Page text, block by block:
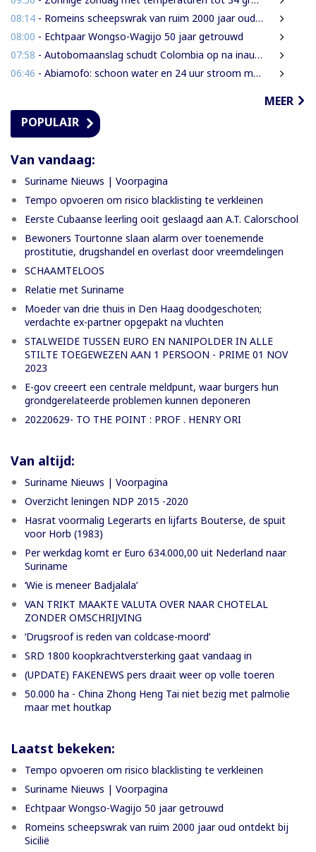
08:14 - Romeins scheepswrak van ruim 2000 jaar oud ontdekt bij Sicilië
08:00 - Echtpaar Wongso-Wagijo 50 jaar getrouwd
07:58 - Autobomaanslag schudt Colombia op na inauguratie van hardline president
06:46 - Abiamofo: schoon water en 24 uur stroom moeten ook afgelegen dorpen bereiken
MEER
POPULAIR
Van vandaag:
Suriname Nieuws | Voorpagina
Tempo opvoeren om risico blacklisting te verkleinen
Eerste Cubaanse leerling ooit geslaagd aan A.T. Calorschool
Bewoners Tourtonne slaan alarm over toenemende
prostitutie, drugshandel en overlast door vreemdelingen
SCHAAMTELOOS
Relatie met Suriname
Moeder van drie thuis in Den Haag doodgeschoten;
verdachte ex-partner opgepakt na vluchten
STALWEIDE TUSSEN EURO EN NANIPOLDER IN ALLE
STILTE TOEGEWEZEN AAN 1 PERSOON - PRIME 01 NOV
2023
E-gov creeert een centrale meldpunt, waar burgers hun
grondgerelateerde problemen kunnen deponeren
20220629- TO THE POINT : PROF . HENRY ORI
Van altijd:
Suriname Nieuws | Voorpagina
Overzicht leningen NDP 2015 -2020
Hasrat voormalig Legerarts en lijfarts Bouterse, de spuit
voor Horb (1983)
Per werkdag komt er Euro 634.000,00 uit Nederland naar
Suriname
‘Wie is meneer Badjalala’
VAN TRIKT MAAKTE VALUTA OVER NAAR CHOTELAL
ZONDER OMSCHRIJVING
’Drugsroof is reden van coldcase-moord’
SRD 1800 koopkrachtversterking gaat vandaag in
(UPDATE) FAKENEWS pers draait weer op volle toeren
50.000 ha - China Zhong Heng Tai niet bezig met palmolie
maar met houtkap
Laatst bekeken:
Tempo opvoeren om risico blacklisting te verkleinen
Suriname Nieuws | Voorpagina
Echtpaar Wongso-Wagijo 50 jaar getrouwd
Romeins scheepswrak van ruim 2000 jaar oud ontdekt bij
Sicilië